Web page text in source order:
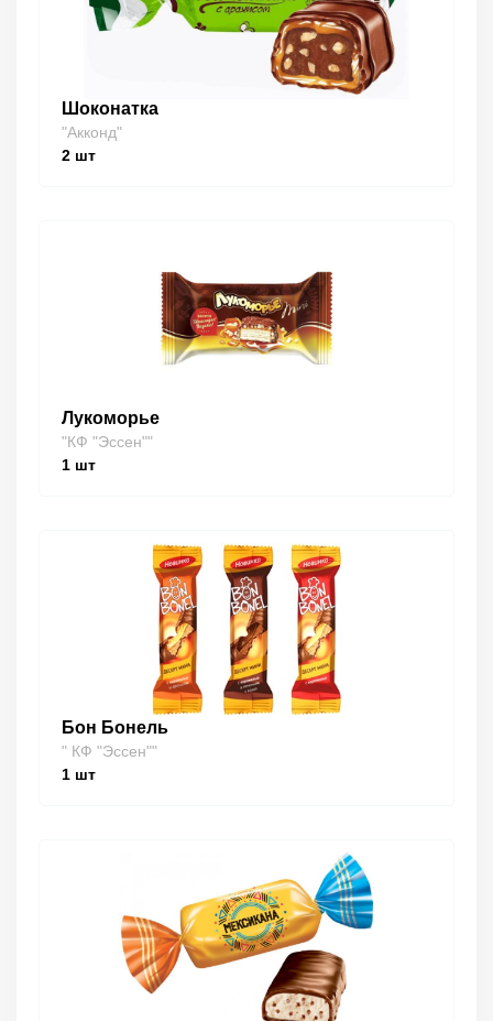
Шоконатка
"Акконд"
2 шт
Лукоморье
"КФ "Эссен""
1 шт
Бон Бонель
" КФ "Эссен""
1 шт